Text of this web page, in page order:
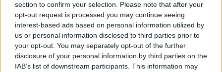
section to confirm your selection. Please note that after your
opt-out request is processed you may continue seeing
interest-based ads based on personal information utilized by
us or personal information disclosed to third parties prior to
your opt-out. You may separately opt-out of the further
disclosure of your personal information by third parties on the
IAB’s list of downstream participants. This information may
Talán mondanunk sem kell, a mashup igen
szórakoztatóra sikerült, bár a teljes élvezeti
értékhez nem árt ismerni az HBO
sikerszériáját ésAz éhezők viadalafranchsie-t
sem. Ha ez megvan, a többi már jön magától.